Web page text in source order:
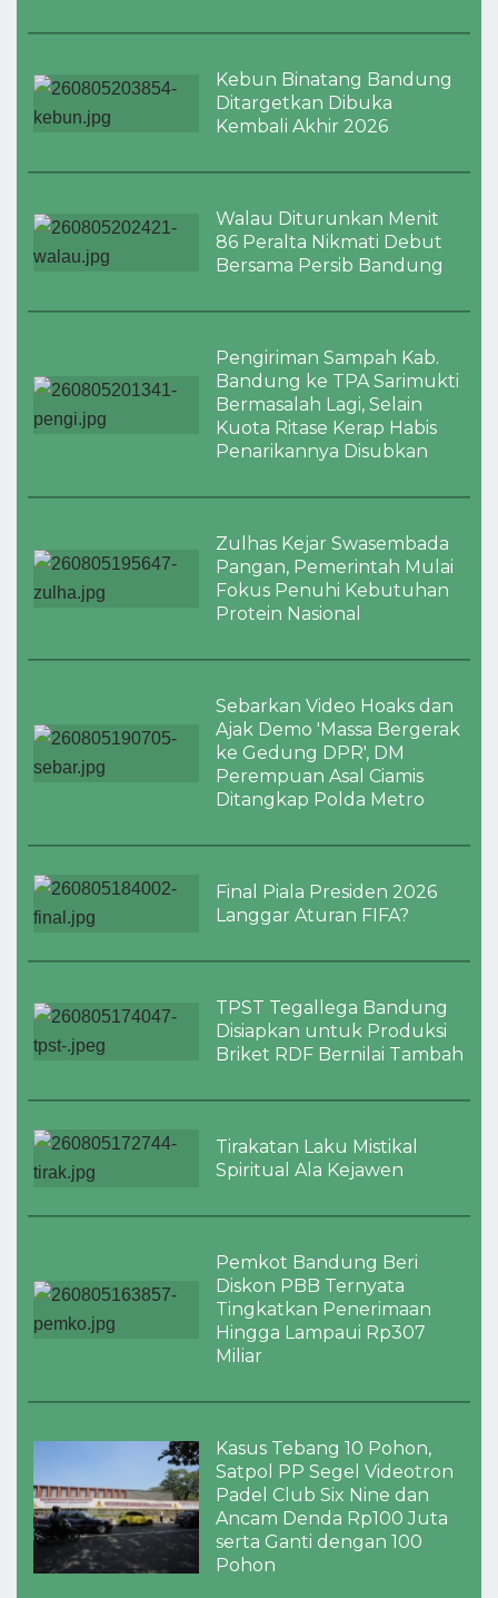
Kebun Binatang Bandung
Ditargetkan Dibuka
Kembali Akhir 2026 ‎
Walau Diturunkan Menit
86 Peralta Nikmati Debut
Bersama Persib Bandung
Pengiriman Sampah Kab.
Bandung ke TPA Sarimukti
Bermasalah Lagi, Selain
Kuota Ritase Kerap Habis
Penarikannya Disubkan
Zulhas Kejar Swasembada
Pangan, Pemerintah Mulai
Fokus Penuhi Kebutuhan
Protein Nasional
Sebarkan Video Hoaks dan
Ajak Demo 'Massa Bergerak
ke Gedung DPR', DM
Perempuan Asal Ciamis
Ditangkap Polda Metro
Final Piala Presiden 2026
Langgar Aturan FIFA?
TPST Tegallega Bandung
Disiapkan untuk Produksi
Briket RDF Bernilai Tambah
Tirakatan Laku Mistikal
Spiritual Ala Kejawen
Pemkot Bandung Beri
Diskon PBB Ternyata
Tingkatkan Penerimaan
Hingga Lampaui Rp307
Miliar
Kasus Tebang 10 Pohon,
Satpol PP Segel Videotron
Padel Club Six Nine dan
Ancam Denda Rp100 Juta
serta Ganti dengan 100
Pohon